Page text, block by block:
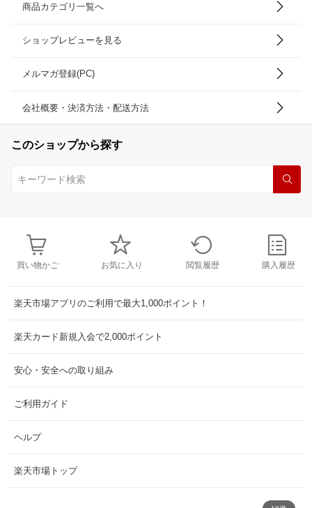
商品カテゴリ一覧へ
ショップレビューを見る
メルマガ登録(PC)
会社概要・決済方法・配送方法
このショップから探す
買い物かご お気に入り 閲覧履歴 購入履歴
楽天市場アプリのご利用で最大1,000ポイント！
楽天カード新規入会で2,000ポイント
安心・安全への取り組み
ご利用ガイド
ヘルプ
楽天市場トップ